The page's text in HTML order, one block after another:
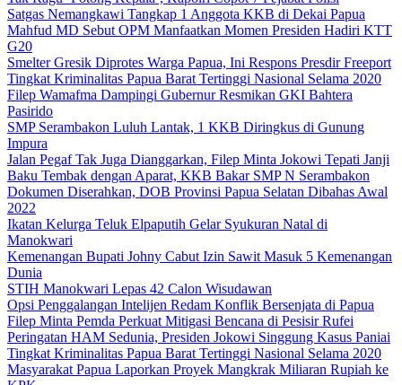
Satgas Nemangkawi Tangkap 1 Anggota KKB di Dekai Papua
Mahfud MD Sebut OPM Manfaatkan Momen Presiden Hadiri KTT
G20
Smelter Gresik Diprotes Warga Papua, Ini Respons Presdir Freeport
Tingkat Kriminalitas Papua Barat Tertinggi Nasional Selama 2020
Filep Wamafma Dampingi Gubernur Resmikan GKI Bahtera
Pasirido
SMP Serambakon Luluh Lantak, 1 KKB Diringkus di Gunung
Impura
Jalan Pegaf Tak Juga Dianggarkan, Filep Minta Jokowi Tepati Janji
Baku Tembak dengan Aparat, KKB Bakar SMP N Serambakon
Dokumen Diserahkan, DOB Provinsi Papua Selatan Dibahas Awal
2022
Ikatan Kelurga Teluk Elpaputih Gelar Syukuran Natal di
Manokwari
Kemenangan Bupati Johny Cabut Izin Sawit Masuk 5 Kemenangan
Dunia
STIH Manokwari Lepas 42 Calon Wisudawan
Opsi Penggalangan Intelijen Redam Konflik Bersenjata di Papua
Filep Minta Pemda Perkuat Mitigasi Bencana di Pesisir Rufei
Peringatan HAM Sedunia, Presiden Jokowi Singgung Kasus Paniai
Tingkat Kriminalitas Papua Barat Tertinggi Nasional Selama 2020
Masyarakat Papua Laporkan Proyek Mangkrak Miliaran Rupiah ke